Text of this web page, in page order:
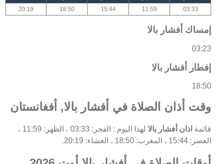
03:33
11:59
15:44
18:50
20:19
إمساك أفشار بالا
03:23
إفطار أفشار بالا
18:50
وقت أذان الصلاة في أفشار بالا, أفغانستان
قائمة اذان أفشار بالا
لهذا اليوم : الفجر: 03:33 ، الظهر: 11:59 ،
العصر: 15:44 ، المغرب: 18:50 ، العشاء: 20:19.